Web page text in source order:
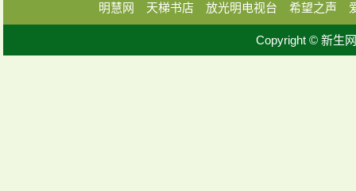
明慧网
天梯书店 放光明电视台 希望之声
Copyright © 新生